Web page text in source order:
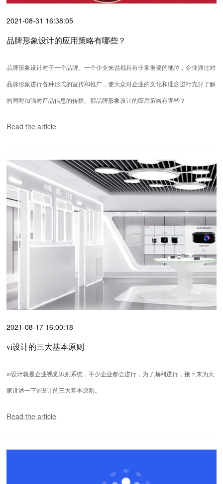
2021-08-31 16:38:05
品牌形象设计的应用策略有哪些？
品牌形象设计对于一个品牌、一个企业来说都具有非常重要的地位，企业通过对
品牌形象进行各种形式的宣传和推广，使大众对企业的文化和理念进行充分了解
的同时加强对产品信息的传播。那品牌形象设计的应用策略有哪些？
Read the article
2021-08-17 16:00:18
vi设计的三大基本原则
vi设计就是企业视觉识别系统，不少企业都会进行，为了顺利进行，接下来为大
家讲述一下vi设计的三大基本原则。
Read the article